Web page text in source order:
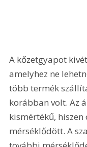
A kőzetgyapot
amelyhez ne
több termék
korábban volt. Az
kismértékű, hiszen
mérséklődött. A